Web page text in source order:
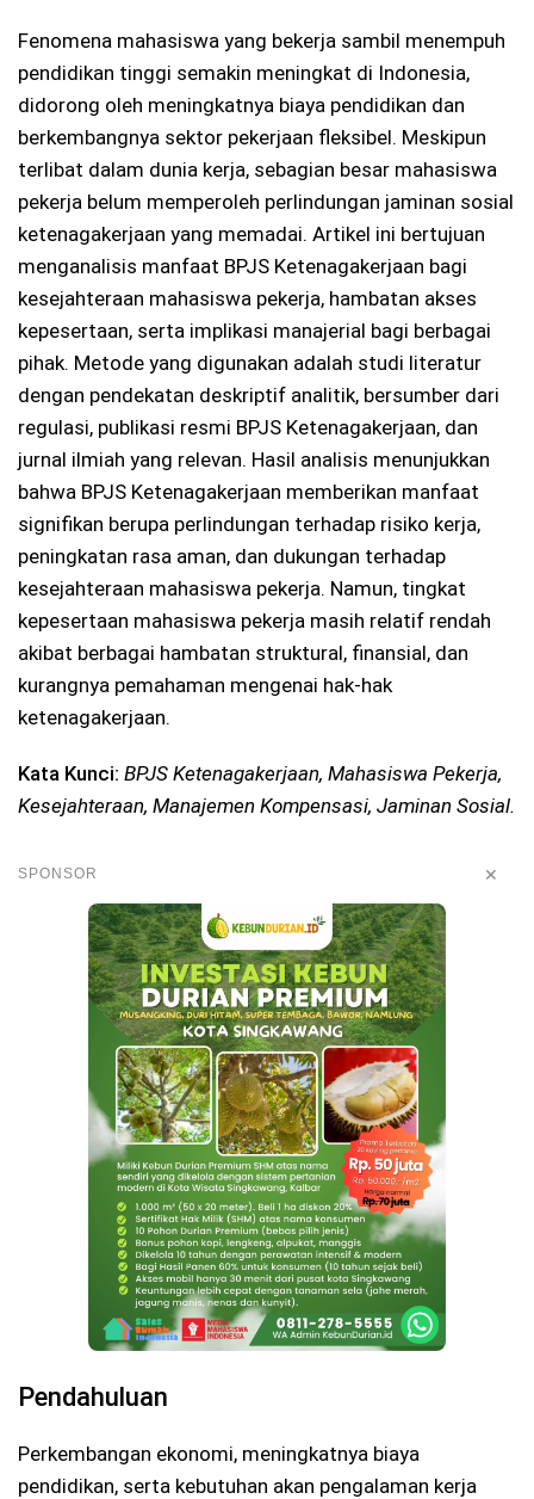
Fenomena mahasiswa yang bekerja sambil menempuh
pendidikan tinggi semakin meningkat di Indonesia,
didorong oleh meningkatnya biaya pendidikan dan
berkembangnya sektor pekerjaan fleksibel. Meskipun
terlibat dalam dunia kerja, sebagian besar mahasiswa
pekerja belum memperoleh perlindungan jaminan sosial
ketenagakerjaan yang memadai. Artikel ini bertujuan
menganalisis manfaat BPJS Ketenagakerjaan bagi
kesejahteraan mahasiswa pekerja, hambatan akses
kepesertaan, serta implikasi manajerial bagi berbagai
pihak. Metode yang digunakan adalah studi literatur
dengan pendekatan deskriptif analitik, bersumber dari
regulasi, publikasi resmi BPJS Ketenagakerjaan, dan
jurnal ilmiah yang relevan. Hasil analisis menunjukkan
bahwa BPJS Ketenagakerjaan memberikan manfaat
signifikan berupa perlindungan terhadap risiko kerja,
peningkatan rasa aman, dan dukungan terhadap
kesejahteraan mahasiswa pekerja. Namun, tingkat
kepesertaan mahasiswa pekerja masih relatif rendah
akibat berbagai hambatan struktural, finansial, dan
kurangnya pemahaman mengenai hak-hak
ketenagakerjaan.
Kata Kunci: BPJS Ketenagakerjaan, Mahasiswa Pekerja,
Kesejahteraan, Manajemen Kompensasi, Jaminan Sosial.
SPONSOR ✕
Pendahuluan
Perkembangan ekonomi, meningkatnya biaya
pendidikan, serta kebutuhan akan pengalaman kerja